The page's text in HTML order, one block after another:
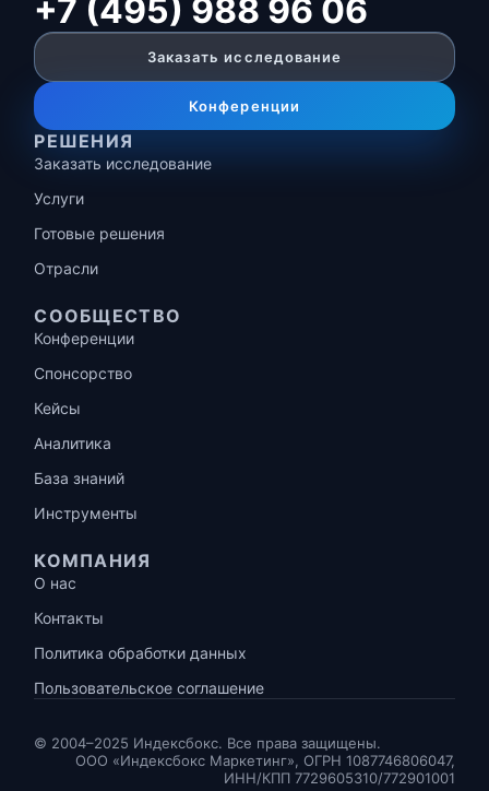
+7 (495) 988 96 06
Заказать исследование
Конференции
РЕШЕНИЯ
Заказать исследование
Услуги
Готовые решения
Отрасли
СООБЩЕСТВО
Конференции
Спонсорство
Кейсы
Аналитика
База знаний
Инструменты
КОМПАНИЯ
О нас
Контакты
Политика обработки данных
Пользовательское соглашение
© 2004–2025 Индексбокс. Все права защищены.
ООО «Индексбокс Маркетинг», ОГРН 1087746806047,
ИНН/КПП 7729605310/772901001